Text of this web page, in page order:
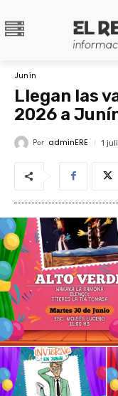
Junín
Llegan las
2026 a
Por adminERE 1